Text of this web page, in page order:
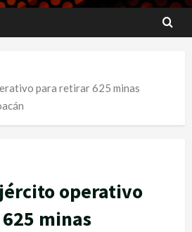
para retirar 625 minas
operativo
minas